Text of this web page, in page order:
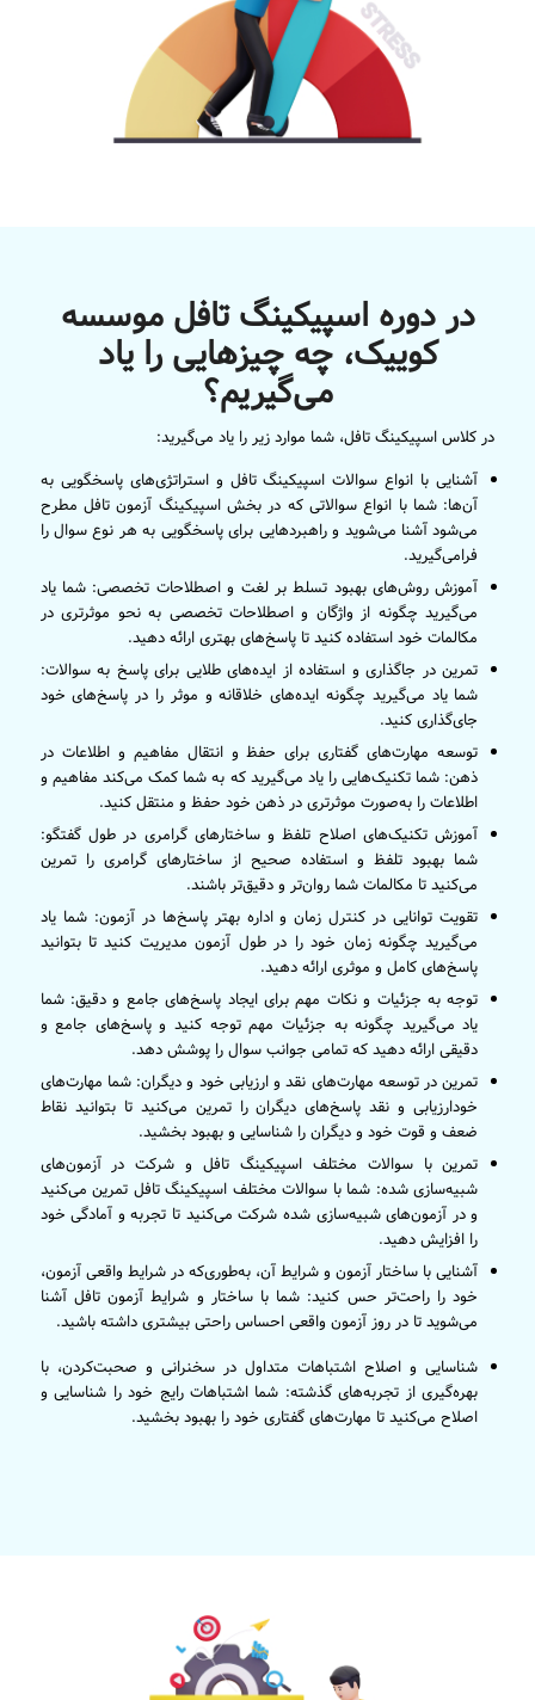
در دوره اسپیکینگ تافل موسسه
کوییک، چه چیزهایی را یاد
می‌گیریم؟
در کلاس اسپیکینگ تافل، شما موارد زیر را یاد می‌گیرید:
آشنایی با انواع سوالات اسپیکینگ تافل و استراتژی‌های پاسخگویی به
آن‌ها: شما با انواع سوالاتی که در بخش اسپیکینگ آزمون تافل مطرح
می‌شود آشنا می‌شوید و راهبردهایی برای پاسخگویی به هر نوع سوال را
فرامی‌گیرید.
آموزش روش‌های بهبود تسلط بر لغت و اصطلاحات تخصصی: شما یاد
می‌گیرید چگونه از واژگان و اصطلاحات تخصصی به نحو موثرتری در
مکالمات خود استفاده کنید تا پاسخ‌های بهتری ارائه دهید.
تمرین در جاگذاری و استفاده از ایده‌های طلایی برای پاسخ به سوالات:
شما یاد می‌گیرید چگونه ایده‌های خلاقانه و موثر را در پاسخ‌های خود
جای‌گذاری کنید.
توسعه مهارت‌های گفتاری برای حفظ و انتقال مفاهیم و اطلاعات در
ذهن: شما تکنیک‌هایی را یاد می‌گیرید که به شما کمک می‌کند مفاهیم و
اطلاعات را به‌صورت موثرتری در ذهن خود حفظ و منتقل کنید.
آموزش تکنیک‌های اصلاح تلفظ و ساختارهای گرامری در طول گفتگو:
شما بهبود تلفظ و استفاده صحیح از ساختارهای گرامری را تمرین
می‌کنید تا مکالمات شما روان‌تر و دقیق‌تر باشند.
تقویت توانایی در کنترل زمان و اداره بهتر پاسخ‌ها در آزمون: شما یاد
می‌گیرید چگونه زمان خود را در طول آزمون مدیریت کنید تا بتوانید
پاسخ‌های کامل و موثری ارائه دهید.
توجه به جزئیات و نکات مهم برای ایجاد پاسخ‌های جامع و دقیق: شما
یاد می‌گیرید چگونه به جزئیات مهم توجه کنید و پاسخ‌های جامع و
دقیقی ارائه دهید که تمامی جوانب سوال را پوشش دهد.
تمرین در توسعه مهارت‌های نقد و ارزیابی خود و دیگران: شما مهارت‌های
خودارزیابی و نقد پاسخ‌های دیگران را تمرین می‌کنید تا بتوانید نقاط
ضعف و قوت خود و دیگران را شناسایی و بهبود بخشید.
تمرین با سوالات مختلف اسپیکینگ تافل و شرکت در آزمون‌های
شبیه‌سازی شده: شما با سوالات مختلف اسپیکینگ تافل تمرین می‌کنید
و در آزمون‌های شبیه‌سازی شده شرکت می‌کنید تا تجربه و آمادگی خود
را افزایش دهید.
آشنایی با ساختار آزمون و شرایط آن، به‌طوری‌که در شرایط واقعی آزمون،
خود را راحت‌تر حس کنید: شما با ساختار و شرایط آزمون تافل آشنا
می‌شوید تا در روز آزمون واقعی احساس راحتی بیشتری داشته باشید.
شناسایی و اصلاح اشتباهات متداول در سخنرانی و صحبت‌کردن، با
بهره‌گیری از تجربه‌های گذشته: شما اشتباهات رایج خود را شناسایی و
اصلاح می‌کنید تا مهارت‌های گفتاری خود را بهبود بخشید.